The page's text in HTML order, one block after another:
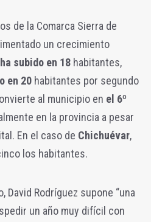
de la Comarca Sierra de
un crecimiento
subido en 18 habitantes,
en 20 habitantes por segundo
al municipio en el 6º
en la provincia a pesar
En el caso de Chichuévar,
los habitantes.
David Rodríguez supone “una
un año muy difícil con